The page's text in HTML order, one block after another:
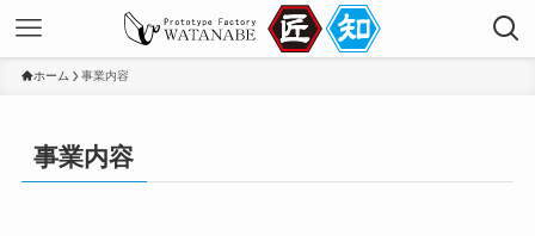
ホーム 事業内容
事業内容